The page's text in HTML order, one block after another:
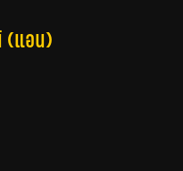
(แอน)